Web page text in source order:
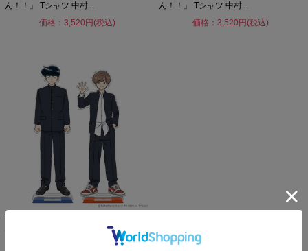
ん！！』 Tシャツ 中村...
価格：3,520円(税込)
ん！！』 Tシャツ 中村...
価格：3,520円(税込)
TVアニメーション『ガンバレ！中村く
価格：1,870円(税込)